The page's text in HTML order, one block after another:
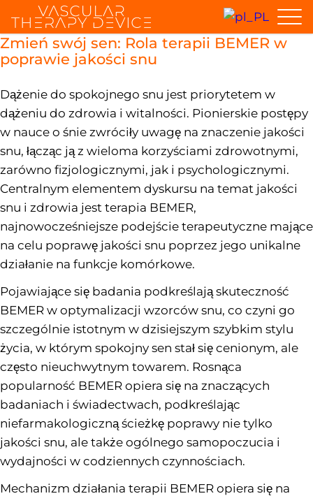
Zmień swój sen: Rola terapii BEMER w
poprawie jakości snu
Dążenie do spokojnego snu jest priorytetem w
dążeniu do zdrowia i witalności. Pionierskie postępy
w nauce o śnie zwróciły uwagę na znaczenie jakości
snu, łącząc ją z wieloma korzyściami zdrowotnymi,
zarówno fizjologicznymi, jak i psychologicznymi.
Centralnym elementem dyskursu na temat jakości
snu i zdrowia jest terapia BEMER,
najnowocześniejsze podejście terapeutyczne mające
na celu poprawę jakości snu poprzez jego unikalne
działanie na funkcje komórkowe.
Pojawiające się badania podkreślają skuteczność
BEMER w optymalizacji wzorców snu, co czyni go
szczególnie istotnym w dzisiejszym szybkim stylu
życia, w którym spokojny sen stał się cenionym, ale
często nieuchwytnym towarem. Rosnąca
popularność BEMER opiera się na znaczących
badaniach i świadectwach, podkreślając
niefarmakologiczną ścieżkę poprawy nie tylko
jakości snu, ale także ogólnego samopoczucia i
wydajności w codziennych czynnościach.
Mechanizm działania terapii BEMER opiera się na